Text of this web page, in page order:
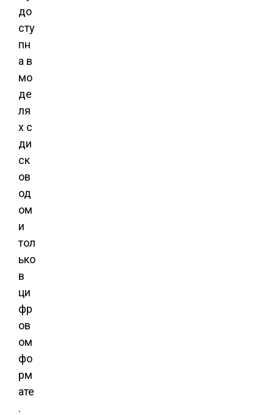
до
сту
пн
а в
мо
де
ля
х с
ди
ск
ов
од
ом
и
тол
ько
в
ци
фр
ов
ом
фо
рм
ате
.